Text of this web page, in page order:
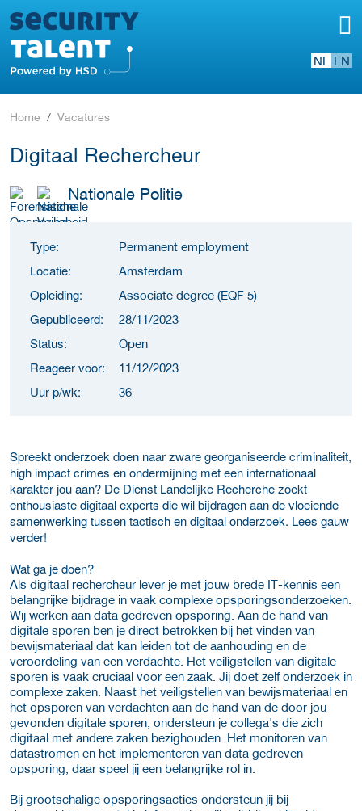
NL EN
Home Vacatures
Digitaal Rechercheur
Nationale Politie
Type: Permanent employment
Locatie: Amsterdam
Opleiding: Associate degree (EQF 5)
Gepubliceerd: 28/11/2023
Status: Open
Reageer voor: 11/12/2023
Uur p/wk: 36
Spreekt onderzoek doen naar zware georganiseerde criminaliteit,
high impact crimes en ondermijning met een internationaal
karakter jou aan? De Dienst Landelijke Recherche zoekt
enthousiaste digitaal experts die wil bijdragen aan de vloeiende
samenwerking tussen tactisch en digitaal onderzoek. Lees gauw
verder!
Wat ga je doen?
Als digitaal rechercheur lever je met jouw brede IT-kennis een
belangrijke bijdrage in vaak complexe opsporingsonderzoeken.
Wij werken aan data gedreven opsporing. Aan de hand van
digitale sporen ben je direct betrokken bij het vinden van
bewijsmateriaal dat kan leiden tot de aanhouding en de
veroordeling van een verdachte. Het veiligstellen van digitale
sporen is vaak cruciaal voor een zaak. Jij doet zelf onderzoek in
complexe zaken. Naast het veiligstellen van bewijsmateriaal en
het opsporen van verdachten aan de hand van de door jou
gevonden digitale sporen, ondersteun je collega's die zich
digitaal met andere zaken bezighouden. Het monitoren van
datastromen en het implementeren van data gedreven
opsporing, daar speel jij een belangrijke rol in.
Bij grootschalige opsporingsacties ondersteun jij bij